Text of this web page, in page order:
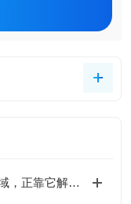
超近距离专用脉冲交流离子棒：哪些领域，正靠它解决“近距难题”？